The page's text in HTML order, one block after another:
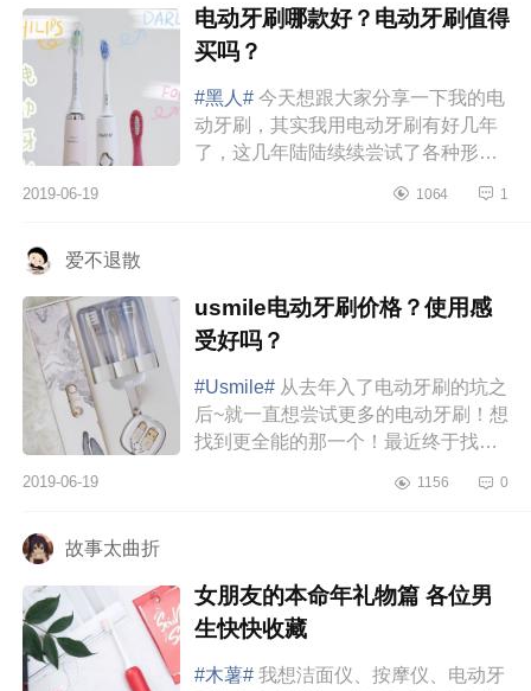
电动牙刷哪款好？电动牙刷值得
买吗？
#黑人# 今天想跟大家分享一下我的电
动牙刷，其实我用电动牙刷有好几年
了，这几年陆陆续续尝试了各种形式
一下如何选择电动牙刷以及测评...
2019-06-19 1064 1
爱不退散
usmile电动牙刷价格？使用感
受好吗？
#Usmile# 从去年入了电动牙刷的坑之
后~就一直想尝试更多的电动牙刷！想
找到更全能的那一个！最近终于找到
不卖关子！usmile大理石双子电动...
2019-06-19 1156 0
故事太曲折
女朋友的本命年礼物篇 各位男
生快快收藏
#木薯# 我想洁面仪、按摩仪、电动牙